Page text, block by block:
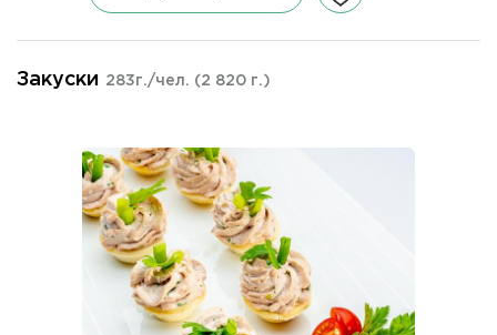
Закуски 283г./чел. (2 820 г.)